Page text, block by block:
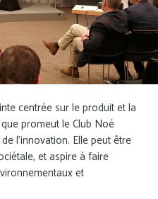
centrée sur le produit et la
promeut le Club Noé
l’innovation. Elle peut être
et aspire à faire
et